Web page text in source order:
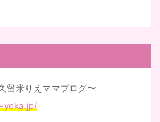
留米りえママブログ〜
yoka.jp/